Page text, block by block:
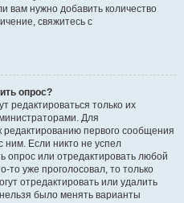
вам нужно добавить количество
свяжитесь с
опрос?
редактироваться только их
Для
первого сообщения
ним. Если никто не успел
опрос или отредактировать любой
то уже проголосовал, то только
отредактировать или удалить
было менять варианты